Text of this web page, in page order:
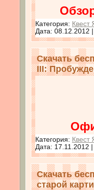
Категория: Квест
Дата: 08.12.2012
Скачать
III:
Категория: Квест
Дата: 17.11.2012
Скачать
старой